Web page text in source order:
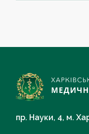
пр. Науки, 4, м.